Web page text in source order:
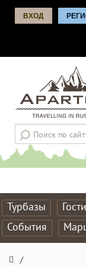
ВХОД
Турбазы
События
/